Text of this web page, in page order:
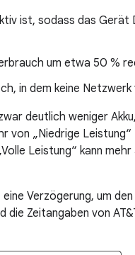
ist, sodass das
um etwa 50 %
in dem keine
deutlich weniger
von „Niedrige Leistung“
Leistung“ kann mehr
Verzögerung, um
die Zeitangaben von